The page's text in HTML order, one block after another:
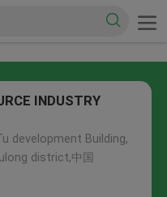
INDUSTRY
development Building,
district,中国